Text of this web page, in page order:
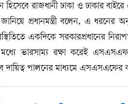
হিসেবে রাজধানী ঢাকা ও ঢাকার
প্রধানমন্ত্রী বলেন, এ ধরনের
একদিকে সরকারপ্রধানের
ভারসাম্য রক্ষা করেই
দায়িত্ব পালনের মাধ্যমে এসএসএফের